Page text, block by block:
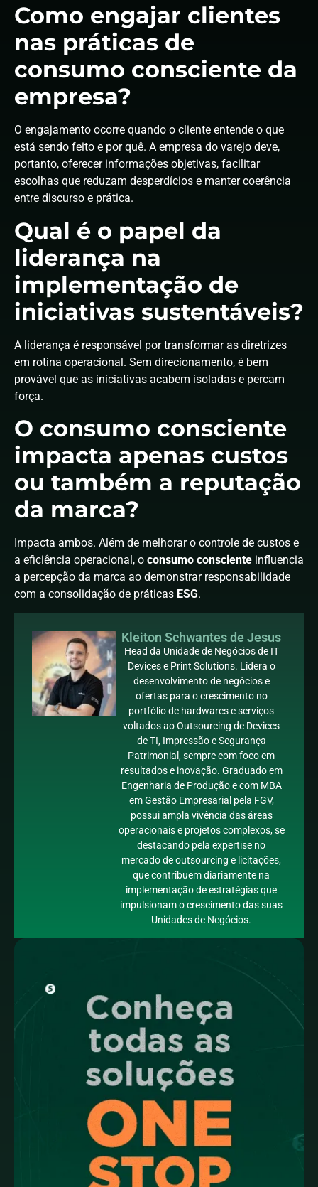
Como engajar clientes
nas práticas de
consumo consciente da
empresa?
O engajamento ocorre quando o cliente entende o que
está sendo feito e por quê. A empresa do varejo deve,
portanto, oferecer informações objetivas, facilitar
escolhas que reduzam desperdícios e manter coerência
entre discurso e prática.
Qual é o papel da
liderança na
implementação de
iniciativas sustentáveis?
A liderança é responsável por transformar as diretrizes
em rotina operacional. Sem direcionamento, é bem
provável que as iniciativas acabem isoladas e percam
força.
O consumo consciente
impacta apenas custos
ou também a reputação
da marca?
Impacta ambos. Além de melhorar o controle de custos e
a eficiência operacional, o consumo consciente influencia
a percepção da marca ao demonstrar responsabilidade
com a consolidação de práticas ESG.
Kleiton Schwantes de Jesus
Head da Unidade de Negócios de IT
Devices e Print Solutions. Lidera o
desenvolvimento de negócios e
ofertas para o crescimento no
portfólio de hardwares e serviços
voltados ao Outsourcing de Devices
de TI, Impressão e Segurança
Patrimonial, sempre com foco em
resultados e inovação. Graduado em
Engenharia de Produção e com MBA
em Gestão Empresarial pela FGV,
possui ampla vivência das áreas
operacionais e projetos complexos, se
destacando pela expertise no
mercado de outsourcing e licitações,
que contribuem diariamente na
implementação de estratégias que
impulsionam o crescimento das suas
Unidades de Negócios.